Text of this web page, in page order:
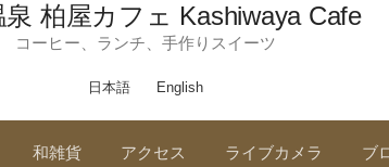
泉 柏屋カフェ Kashiwaya Cafe
コーヒー、ランチ、手作りスイーツ
日本語 English
和雑貨 アクセス ライブカメラ ブ